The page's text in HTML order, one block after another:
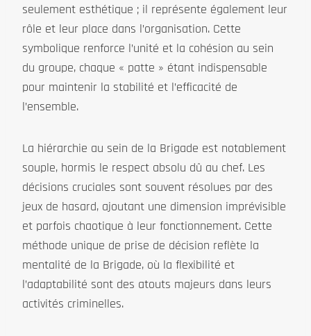
seulement esthétique ; il représente également leur
rôle et leur place dans l’organisation. Cette
symbolique renforce l’unité et la cohésion au sein
du groupe, chaque « patte » étant indispensable
pour maintenir la stabilité et l’efficacité de
l’ensemble.
La hiérarchie au sein de la Brigade est notablement
souple, hormis le respect absolu dû au chef. Les
décisions cruciales sont souvent résolues par des
jeux de hasard, ajoutant une dimension imprévisible
et parfois chaotique à leur fonctionnement. Cette
méthode unique de prise de décision reflète la
mentalité de la Brigade, où la flexibilité et
l’adaptabilité sont des atouts majeurs dans leurs
activités criminelles.